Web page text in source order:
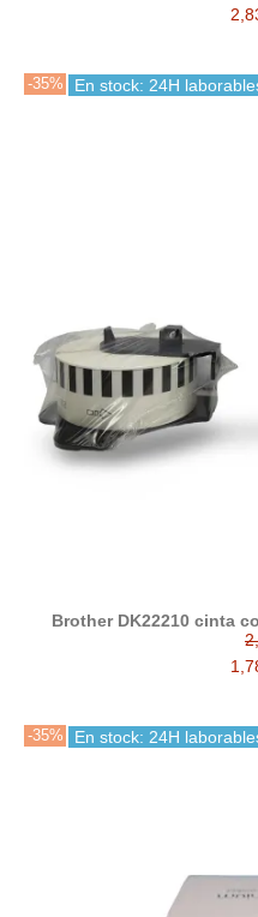
-35% En stock: 24H
Brother DK22210 cinta
blanco compatible 29 mm x
-35% En stock: 24H